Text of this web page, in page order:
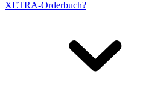
XETRA-Orderbuch?